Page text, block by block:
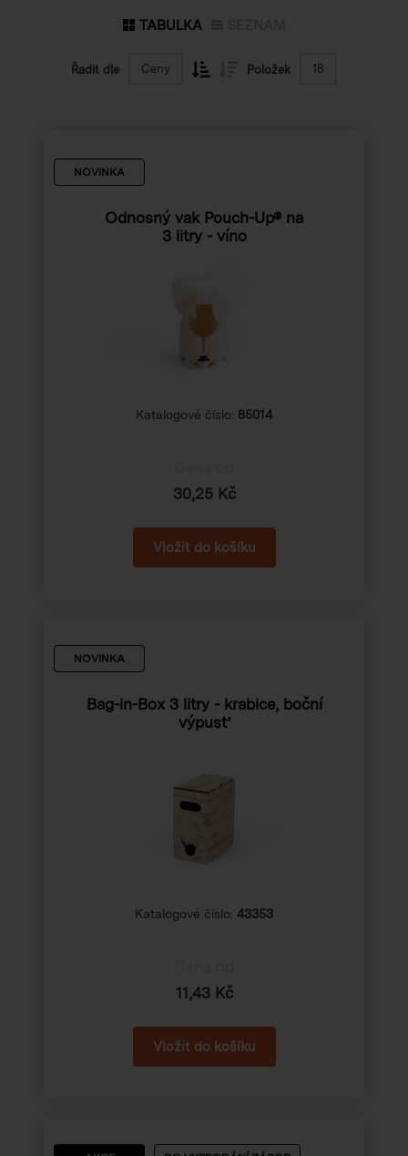
TABULKA
Řadit dle Ceny Položek 18
NOVINKA
Odnosný vak Pouch-Up® na
3 litry - víno
Katalogové číslo: 85014
30,25 Kč
NOVINKA
Bag-in-Box 3 litry - krabice, boční
výpusť
Katalogové číslo: 43353
11,43 Kč